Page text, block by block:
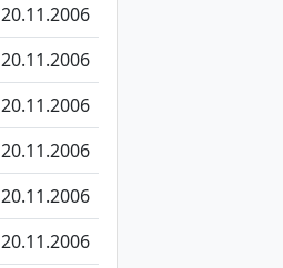
20.11.2006
20.11.2006
20.11.2006
20.11.2006
20.11.2006
20.11.2006